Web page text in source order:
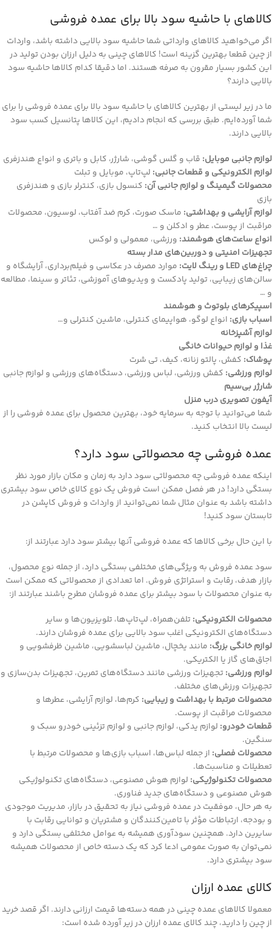
کالاهای با حاشیه سود بالا برای عمده فروشی
اگر می‌خواهید کالاهای وارداتی شما حاشیه سود بالایی داشته باشد، واردات
از چین قطعا بهترین گزینه است! کالاهای چینی به دلیل ارزان بودن تولید در
این کشور بسیار مقرون به صرفه هستند. اما دقیقا کدام کالاها حاشیه سود
بالایی دارند؟
ما در زیر لیستی از بهترین کالاهای با حاشیه سود بالا برای عمده فروشی را برای
شما آورده‌ایم. طبق بررسی که انجام دادیم، این کالاها پتانسیل کسب سود
بالایی دارند.
لوازم جانبی موبایل: قاب و گلس گوشی، شارژر، کابل و باتری و انواع هندزفری
لوازم الکترونیکی و قطعات جانبی: لپ‌تاپ، موبایل و تبلت
محصولات گیمینگ و لوازم جانبی آن: کنسول بازی، کنترلر بازی و هندزفری
بازی
لوازم آرایشی و بهداشتی: ماسک صورت، کرم ضد آفتاب، لوسیون، محصولات
مراقبت از پوست، عطر و ادکلن و …
انواع ساعت‌های هوشمند: ورزشی، معمولی و لوکس
تجهیزات امنیتی و دوربین‌های مدار بسته
چراغ‌های LED و رینگ لایت:
موارد مصرف در عکاسی و فیلم‌برداری، آرایشگاه و
سالن‌های زیبایی، تولید پادکست و ویدیوهای آموزشی، تئاتر و سینما، مطالعه
و …
اسپیکرهای بلوتوث و هوشمند
اسباب بازی: انواع لوگو، هواپیمای کنترلی، ماشین کنترلی و…
لوازم آشپزخانه
غذا و لوازم حیوانات خانگی
پوشاک: کفش، پالتو زنانه، کیف، تی شرت
لوازم ورزشی: کفش ورزشی، لباس ورزشی، دستگاه‌های ورزشی و لوازم جانبی
شارژر بی‌سیم
آیفون تصویری درب منزل
شما می‌توانید با توجه به سرمایه خود، بهترین محصول برای عمده فروشی را از
لیست بالا انتخاب کنید.
عمده فروشی چه محصولاتی سود دارد؟
اینکه عمده فروشی چه محصولاتی سود دارد به زمان و مکان بازار مورد نظر
بستگی دارد! در هر فصل ممکن است فروش یک نوع کالای خاص سود بیشتری
داشته باشد به عنوان مثال شما نمی‌توانید از واردات و فروش کاپشن در
تابستان سود کنید!
با این حال برخی کالاها که عمده فروشی آنها بیشتر سود دارد عبارتند از:
سود عمده فروش به ویژگی‌های مختلفی بستگی دارد، از جمله نوع محصول،
بازار هدف، رقابت و استراتژی فروش. اما تعدادی از محصولاتی که ممکن است
به عنوان محصولات با سود بیشتر برای عمده فروشان مطرح باشند عبارتند از:
محصولات الکترونیکی:تلفن‌همراه، لپ‌تاپ‌ها، تلویزیون‌ها و سایر
دستگاه‌های الکترونیکی اغلب سود بالایی برای عمده فروشان دارند.
لوازم خانگی بزرگ: مانند یخچال، ماشین لباسشویی، ماشین ظرفشویی و
اجاق‌های گاز یا الکتریکی.
لوازم ورزشی:تجهیزات ورزشی مانند دستگاه‌های تمرین، تجهیزات بدن‌سازی و
تجهیزات ورزش‌های مختلف.
محصولات مرتبط با بهداشت و زیبایی: کرم‌ها، لوازم آرایشی، عطرها و
محصولات مراقبت از پوست.
قطعات خودرو: لوازم یدکی، لوازم جانبی و لوازم تزئینی خودرو سبک و
سنگین.
محصولات فصلی: از جمله لباس‌ها، اسباب بازی‌ها و محصولات مرتبط با
تعطیلات و مناسبت‌ها.
محصولات تکنولوژیکی: لوازم هوش مصنوعی، دستگاه‌های تکنولوژیکی
هوش مصنوعی و دستگاه‌های جدید فناوری.
به هر حال، موفقیت در عمده فروشی نیاز به تحقیق در بازار، مدیریت موجودی
و بودجه، ارتباطات مؤثر با تامین‌کنندگان و مشتریان و توانایی رقابت با
سایرین دارد. همچنین سودآوری همیشه به عوامل مختلفی بستگی دارد و
نمی‌توان به صورت عمومی ادعا کرد که یک دسته خاص از محصولات همیشه
سود بیشتری دارد.
کالای عمده ارزان
معمولا کالاهای عمده چینی در همه دسته‌ها قیمت ارزانی دارند. اگر قصد خرید
از چین را دارید، چند کالای عمده ارزان در زیر آورده شده است: